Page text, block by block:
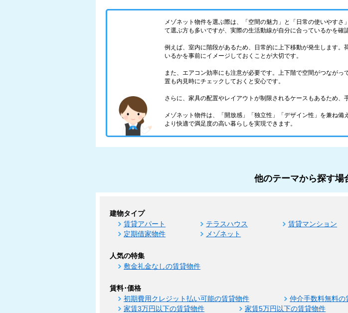
メゾネット物件を選ぶ際は、「空間の魅力」と「日常の使いやす
て選ぶ方も多いですが、実際の生活動線が自分に合っているかを確
例えば、室内に階段があるため、日常的に上下移動が発生します
いるかを事前にイメージしておくことが大切です。
また、エアコン効率にも注意が必要です。上下階で空間がつなが
置も内見時にチェックしておくと安心です。
さらに、家具の配置やレイアウトが制限されるケースもあるため、
メゾネット物件は、「開放感」「独立性」「デザイン性」を兼ね
より快適で満足度の高い暮らしを実現できます。
他のテーマから探す場
建物タイプ
賃貸アパート テラスハウス 賃貸マンション
定期借家物件
メゾネット
人気の特集
敷金礼金なしの賃貸物件
賃料･価格
初期費用クレジット払い可能の賃貸物件 仲介手数料無料の
家賃3万円以下の賃貸物件
家賃5万円以下の賃貸物件